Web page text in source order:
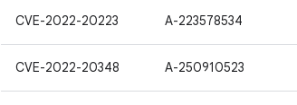
CVE-2022-20223 A-223578534
CVE-2022-20348 A-250910523